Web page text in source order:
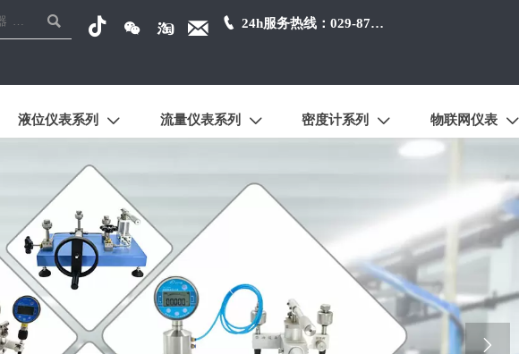
      24h服务热线：029-87384650
液位仪表系列  流量仪表系列  密度计系列  物联网仪表 
